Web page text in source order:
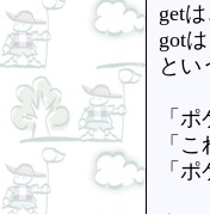
get
got
とい
「
「
「